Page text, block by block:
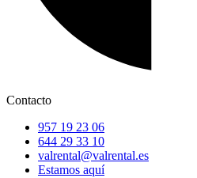
Contacto
957 19 23 06
644 29 33 10
valrental@valrental.es
Estamos aquí